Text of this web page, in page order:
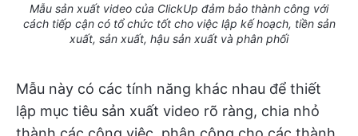
Mẫu sản xuất video của ClickUp đảm bảo thành công với
cách tiếp cận có tổ chức tốt cho việc lập kế hoạch, tiền sản
xuất, sản xuất, hậu sản xuất và phân phối
Mẫu này có các tính năng khác nhau để thiết
lập mục tiêu sản xuất video rõ ràng, chia nhỏ